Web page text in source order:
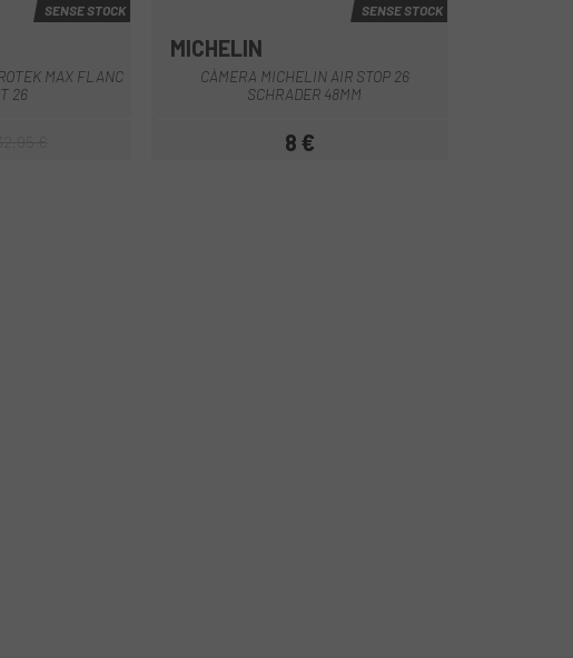
SENSE STOCK
MAX FLANC
26
regular
SENSE STOCK
MICHELIN
CÀMERA MICHELIN AIR STOP 26
SCHRADER 48MM
Preu
8 €